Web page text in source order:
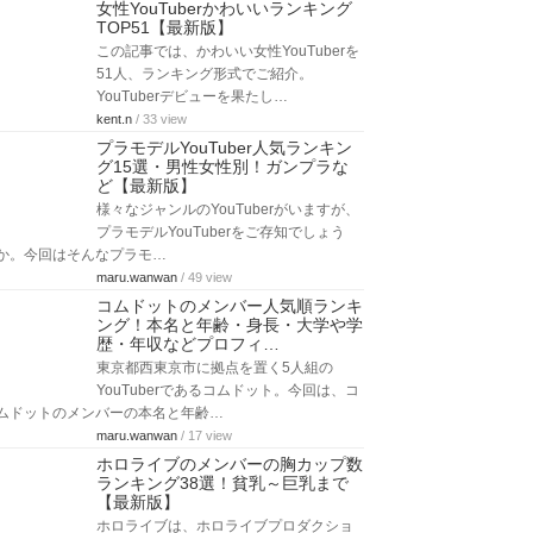
女性YouTuberかわいいランキング
TOP51【最新版】
この記事では、かわいい女性YouTuberを
51人、ランキング形式でご紹介。
YouTuberデビューを果たし…
kent.n / 33 view
プラモデルYouTuber人気ランキン
グ15選・男性女性別！ガンプラな
ど【最新版】
様々なジャンルのYouTuberがいますが、
プラモデルYouTuberをご存知でしょう
。今回はそんなプラモ…
maru.wanwan / 49 view
コムドットのメンバー人気順ランキ
ング！本名と年齢・身長・大学や学
歴・年収などプロフィ…
東京都西東京市に拠点を置く5人組の
YouTuberであるコムドット。今回は、コ
ドットのメンバーの本名と年齢…
maru.wanwan / 17 view
ホロライブのメンバーの胸カップ数
ランキング38選！貧乳～巨乳まで
【最新版】
ホロライブは、ホロライブプロダクショ